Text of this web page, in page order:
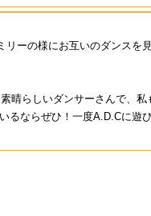
ーの様にお互いのダンス
晴らしいダンサーさんで、私
ならぜひ！一度A.D.Cに遊